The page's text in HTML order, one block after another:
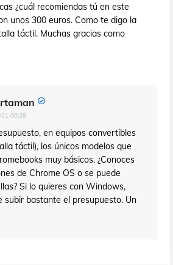
¿cuál recomiendas tú en este
unos 300 euros. Como te digo la
táctil. Muchas gracias como
00:28
en equipos convertibles
táctil), los únicos modelos que
muy básicos. ¿Conoces
de Chrome OS o se puede
Si lo quieres con Windows,
subir bastante el presupuesto. Un